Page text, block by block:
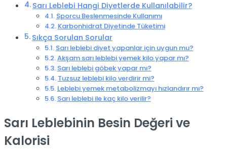
Sarı Leblebi Hangi Diyetlerde Kullanılabilir?
Sporcu Beslenmesinde Kullanımı
Karbonhidrat Diyetinde Tüketimi
Sıkça Sorulan Sorular
Sarı leblebi diyet yapanlar için uygun mu?
Akşam sarı leblebi yemek kilo yapar mı?
Sarı leblebi göbek yapar mı?
Tuzsuz leblebi kilo verdirir mi?
Leblebi yemek metabolizmayı hızlandırır mı?
Sarı leblebi ile kaç kilo verilir?
Sarı Leblebinin Besin Değeri ve
Kalorisi